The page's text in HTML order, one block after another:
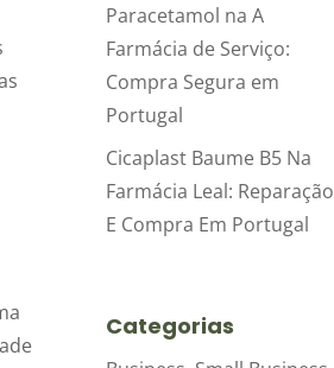
Paracetamol na A
Farmácia de Serviço:
Compra Segura em
Portugal
Cicaplast Baume B5 Na
Farmácia Leal: Reparação
E Compra Em Portugal
Categorias